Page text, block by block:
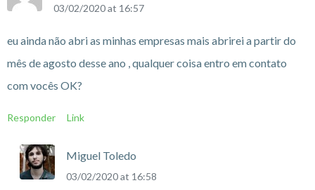
03/02/2020 at 16:57
eu ainda não abri as minhas empresas mais abrirei a partir do
mês de agosto desse ano , qualquer coisa entro em contato
com vocês OK?
Responder Link
Miguel Toledo
03/02/2020 at 16:58